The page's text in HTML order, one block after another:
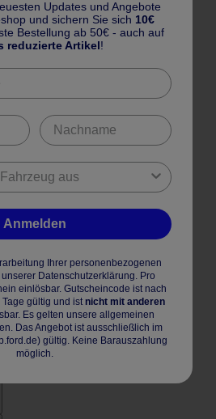
Updates und Angebote
und sichern Sie sich 10€
Bestellung ab 50€ - auch auf
reduzierte Artikel!
Anmelden
Ihrer personenbezogenen
Datenschutzerklärung. Pro
einlösbar. Gutscheincode ist nach
gültig und ist nicht mit anderen
Es gelten unsere allgemeinen
Das Angebot ist ausschließlich im
gültig. Keine Barauszahlung
möglich.